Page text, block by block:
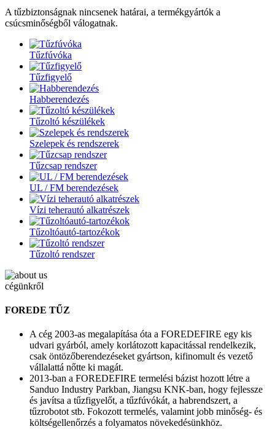
A tűzbiztonságnak nincsenek határai, a termékgyártók a
csúcsminőségből válogatnak.
Tűzfúvóka
Tűzfigyelő
Habberendezés
Tűzoltó készülékek
Szelepek és rendszerek
Tűzcsap rendszer
UL / FM berendezések
Vízi teherautó alkatrészek
Tűzoltóautó-tartozékok
Tűzoltó rendszer
cégünkről
FOREDE TŰZ
A cég 2003-as megalapítása óta a FOREDEFIRE egy kis
udvari gyárból, amely korlátozott kapacitással rendelkezik,
csak öntözőberendezéseket gyártson, kifinomult és vezető
vállalattá nőtte ki magát.
2013-ban a FOREDEFIRE termelési bázist hozott létre a
Sanduo Industry Parkban, Jiangsu KNK-ban, hogy fejlessze
és javítsa a tűzfigyelőt, a tűzfúvókát, a habrendszert, a
tűzrobotot stb. Fokozott termelés, valamint jobb minőség- és
költségellenőrzés a folyamatos növekedésünkhöz.